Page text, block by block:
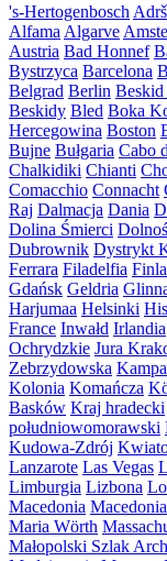
's-Hertogenbosch
Alfama Algarve
Austria Bad Honnef
Bystrzyca Barcelona
Belgrad Berlin
Beskidy Bled Boka
Hercegowina Boston
Bujne Bułgaria Cabo
Chalkidiki Chianti
Comacchio Connacht
Raj Dalmacja Dania
Dolina Śmierci
Dubrownik Dystrykt
Ferrara Filadelfia
Gdańsk Geldria
Harjumaa Helsinki
France Inwałd Irlandia
Ochrydzkie Jura
Zebrzydowska
Kolonia Komańcza
Basków Kraj hradecki
południowomorawski
Kudowa-Zdrój
Lanzarote Las Vegas
Limburgia Lizbona
Macedonia
Maria Wörth
Małopolski Szlak